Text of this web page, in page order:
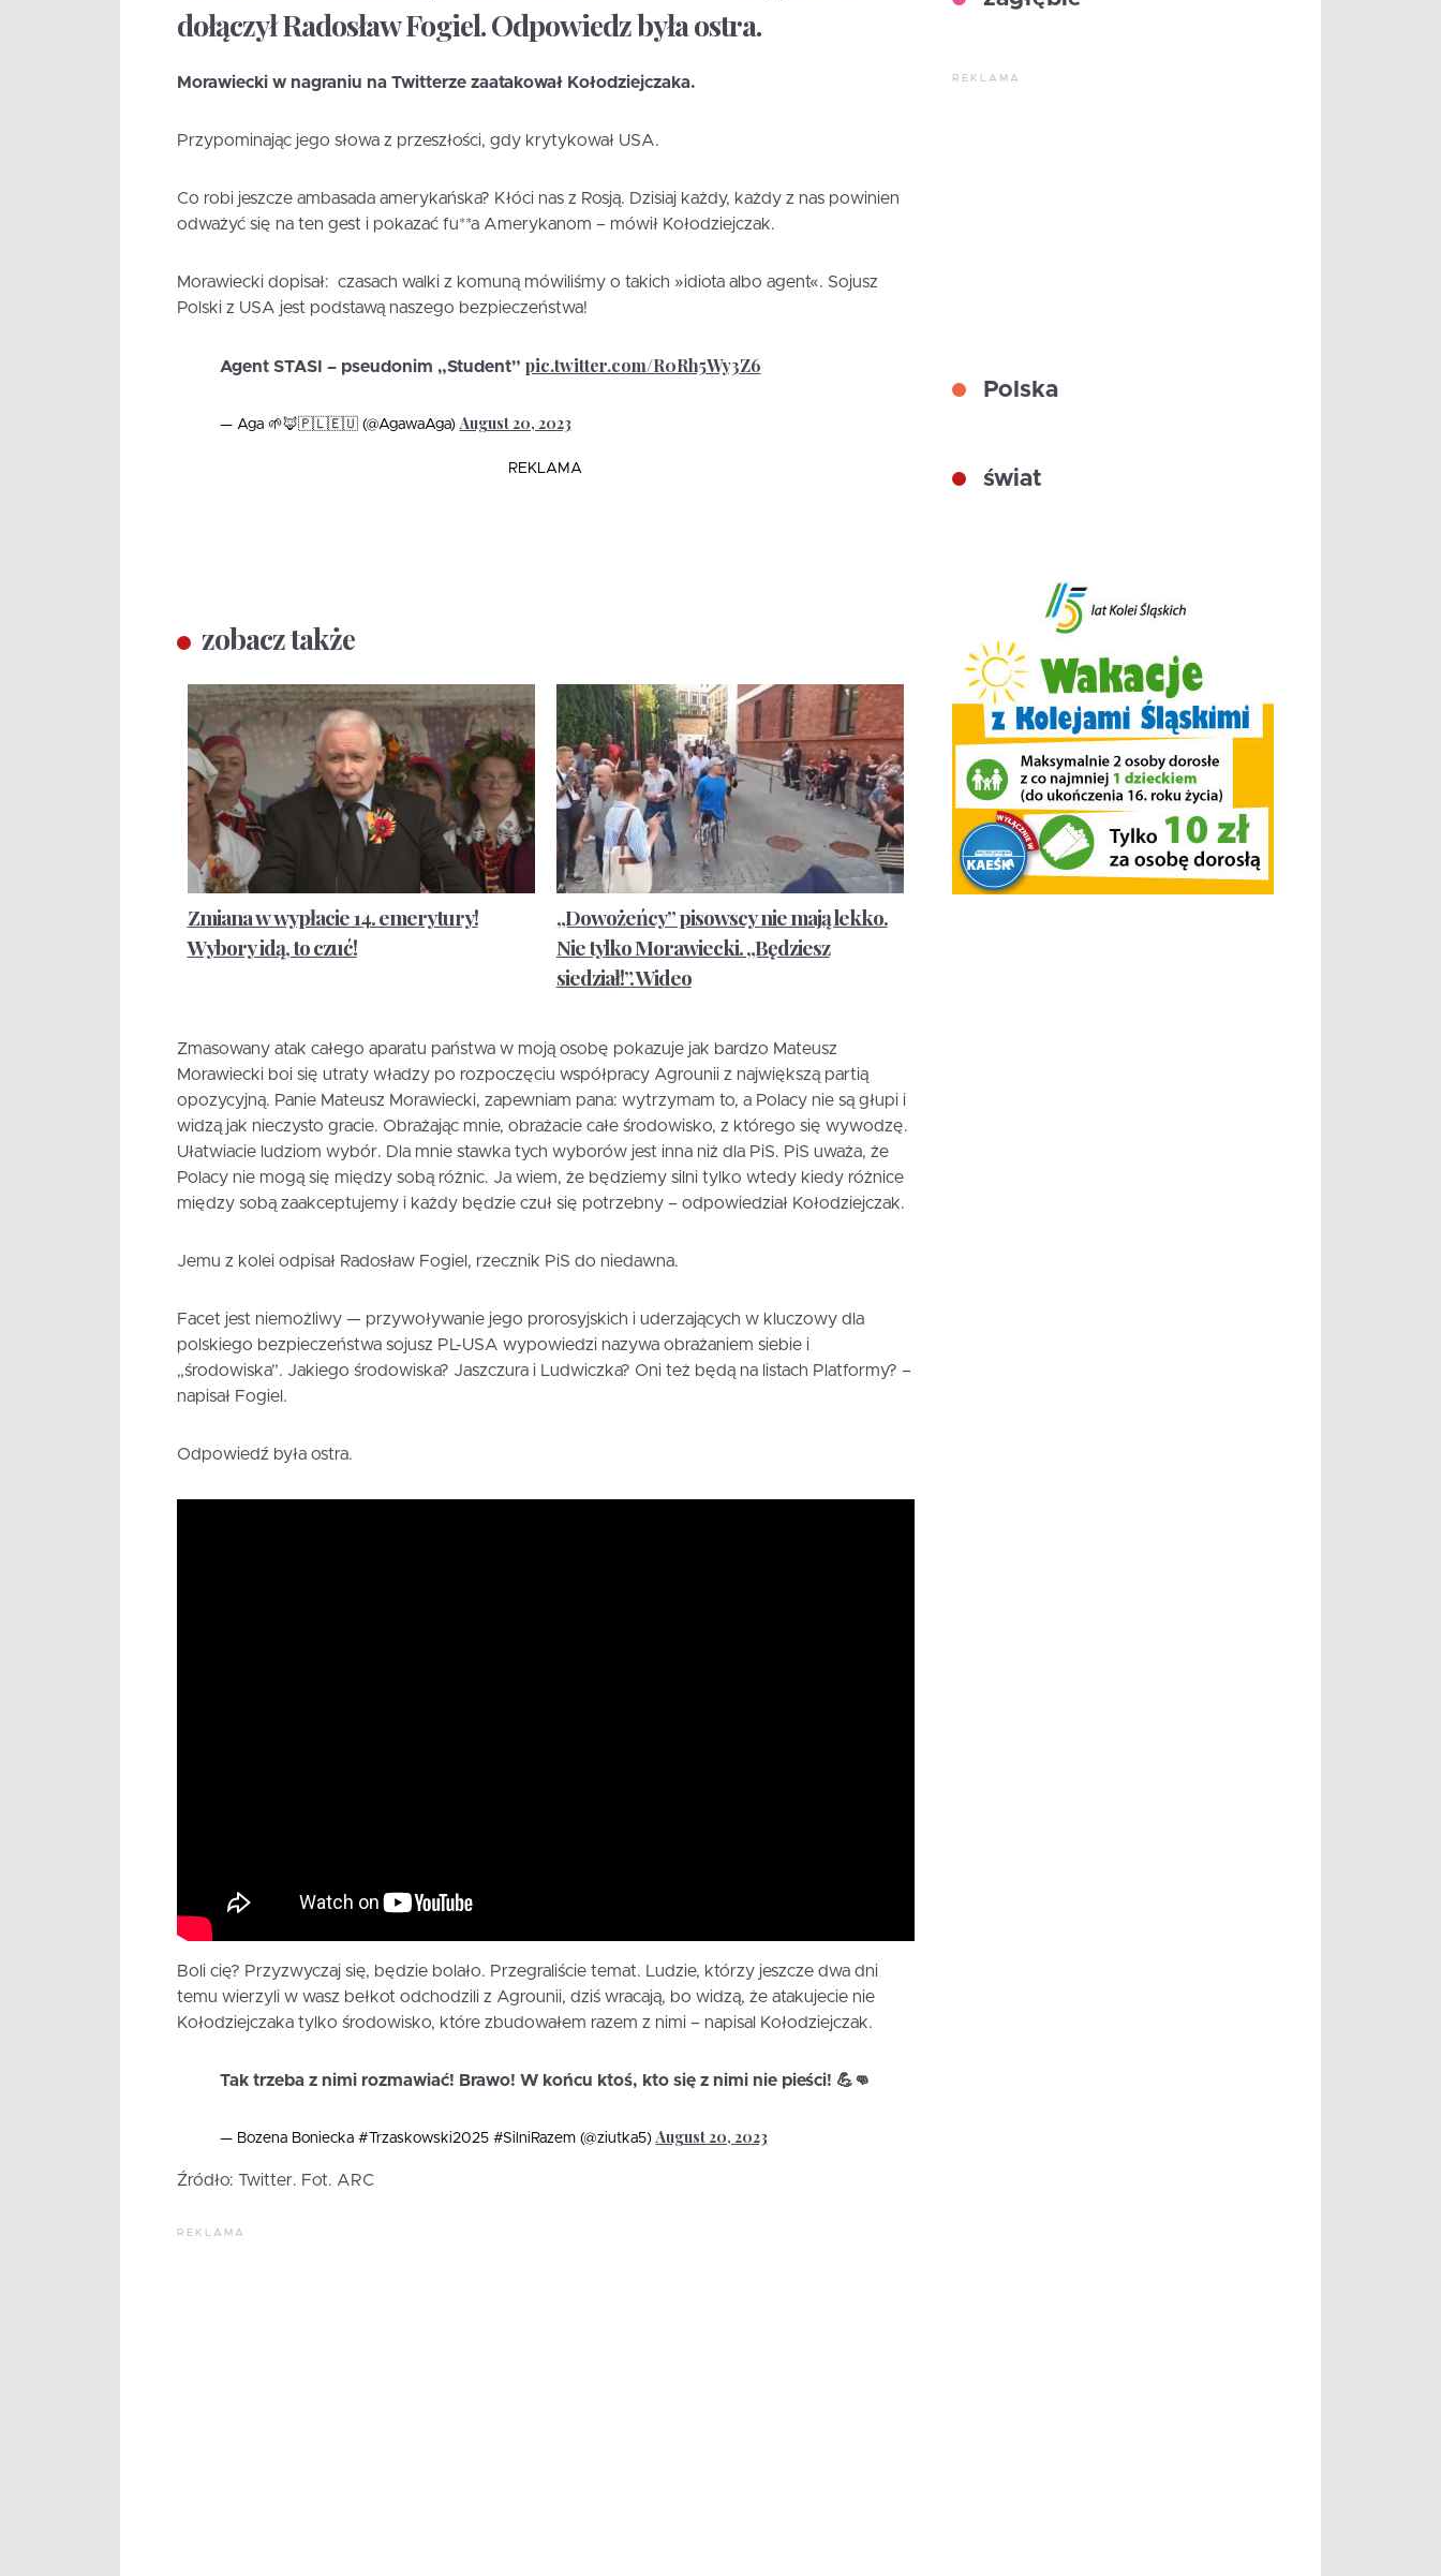
dołączył Radosław Fogiel. Odpowiedz była ostra.
Morawiecki w nagraniu na Twitterze zaatakował Kołodziejczaka.
Przypominając jego słowa z przeszłości, gdy krytykował USA.
Co robi jeszcze ambasada amerykańska? Kłóci nas z Rosją. Dzisiaj każdy, każdy z nas powinien
odważyć się na ten gest i pokazać fu**a Amerykanom – mówił Kołodziejczak.
Morawiecki dopisał: czasach walki z komuną mówiliśmy o takich »idiota albo agent«. Sojusz
Polski z USA jest podstawą naszego bezpieczeństwa!
Agent STASI – pseudonim „Student” pic.twitter.com/R0Rh5Wy3Z6
— Aga 🌱🦊🇵🇱🇪🇺 (@AgawaAga)August 20, 2023
REKLAMA
zobacz także
Zmiana w wypłacie 14. emerytury!
Wybory idą, to czuć!
„Dowożeńcy” pisowscy nie mają lekko.
Nie tylko Morawiecki. „Będziesz
siedział!”. Wideo
Zmasowany atak całego aparatu państwa w moją osobę pokazuje jak bardzo Mateusz
Morawiecki boi się utraty władzy po rozpoczęciu współpracy Agrounii z największą partią
opozycyjną. Panie Mateusz Morawiecki, zapewniam pana: wytrzymam to, a Polacy nie są głupi i
widzą jak nieczysto gracie. Obrażając mnie, obrażacie całe środowisko, z którego się wywodzę.
Ułatwiacie ludziom wybór. Dla mnie stawka tych wyborów jest inna niż dla PiS. PiS uważa, że
Polacy nie mogą się między sobą różnic. Ja wiem, że będziemy silni tylko wtedy kiedy różnice
między sobą zaakceptujemy i każdy będzie czuł się potrzebny – odpowiedział Kołodziejczak.
Jemu z kolei odpisał Radosław Fogiel, rzecznik PiS do niedawna.
Facet jest niemożliwy — przywoływanie jego prorosyjskich i uderzających w kluczowy dla
polskiego bezpieczeństwa sojusz PL-USA wypowiedzi nazywa obrażaniem siebie i
„środowiska”. Jakiego środowiska? Jaszczura i Ludwiczka? Oni też będą na listach Platformy? –
napisał Fogiel.
Odpowiedź była ostra.
Boli cię? Przyzwyczaj się, będzie bolało. Przegraliście temat. Ludzie, którzy jeszcze dwa dni
temu wierzyli w wasz bełkot odchodzili z Agrounii, dziś wracają, bo widzą, że atakujecie nie
Kołodziejczaka tylko środowisko, które zbudowałem razem z nimi – napisal Kołodziejczak.
Tak trzeba z nimi rozmawiać! Brawo! W końcu ktoś, kto się z nimi nie pieści! 💪👊
— Bozena Boniecka #Trzaskowski2025 #SilniRazem (@ziutka5)August 20, 2023
Źródło: Twitter. Fot. ARC
REKLAMA
REKLAMA
Polska
świat